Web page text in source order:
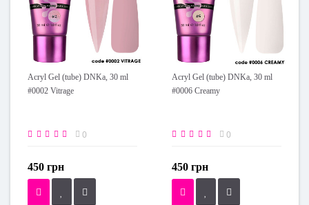
Acryl Gel (tube) DNKa, 30 ml
#0002 Vitrage
0
450 грн
Acryl Gel (tube) DNKa, 30 ml
#0006 Creamy
0
450 грн